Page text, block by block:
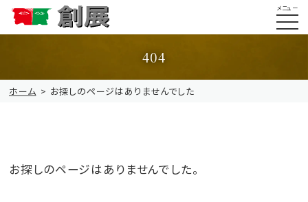
メニュー
404
ホーム お探しのページはありませんでした
お探しのページはありませんでした。